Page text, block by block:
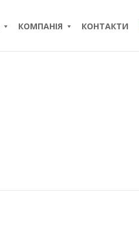
КОМПАНІЯ КОНТАКТИ